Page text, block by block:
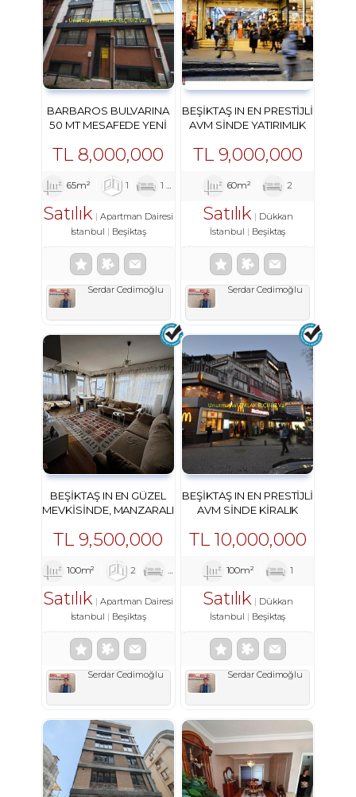
BARBAROS BULVARINA
50 MT MESAFEDE YENI
TL 8,000,000
65m² 1 1
Satılık
Apartman Dairesi
İstanbul
Beşiktaş
Serdar Cedimoğlu
BEŞIKTAŞ IN EN PRESTIJLI
AVM SINDE YATIRIMLIK
TL9,000,000
60m² 2
Satılık
Dükkan
İstanbul
Beşiktaş
Serdar Cedimoğlu
BEŞIKTAŞ IN EN GÜZEL
MEVKISINDE, MANZARALI
TL 9,500,000
100m² 2
Satılık
Apartman Dairesi
İstanbul
Beşiktaş
Serdar Cedimoğlu
BEŞIKTAŞ IN EN PRESTIJLI
AVM SINDE KIRALIK
TL 10,000,000
100m² 1
Satılık
Dükkan
İstanbul
Beşiktaş
Serdar Cedimoğlu